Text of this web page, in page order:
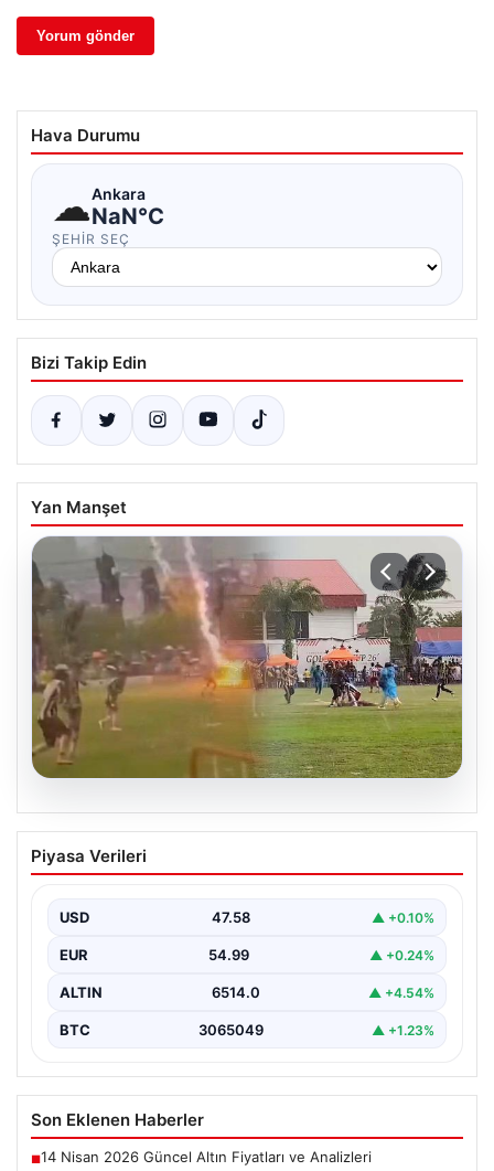
Hava Durumu
☁Ankara
NaN°C
ŞEHIR SEÇ
Bizi Takip Edin
Yan Manşet
05.08.2026
Olmaz denen oldu! Maç sırasında
yıldırım çarptı: O futbolcu hayatını
Piyasa Verileri
USD 47.58 ▲ +0.10%
EUR 54.99 ▲ +0.24%
ALTIN 6514.0 ▲ +4.54%
BTC 3065049 ▲ +1.23%
Son Eklenen Haberler
■14 Nisan 2026 Güncel Altın Fiyatları ve Analizleri